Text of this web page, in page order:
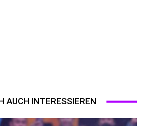
AUCH INTERESSIEREN